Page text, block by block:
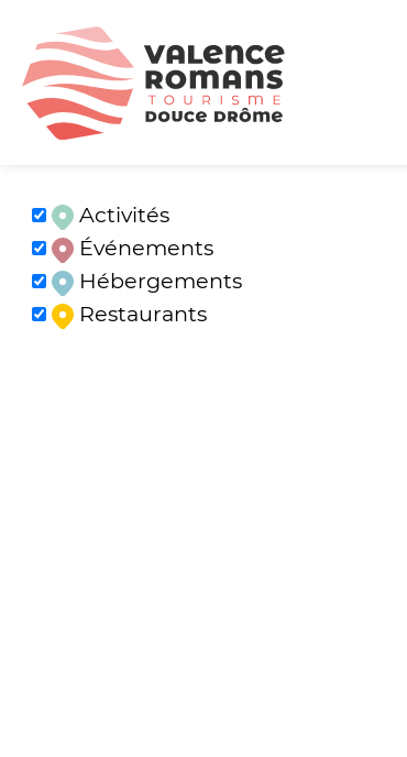
Activités
Événements
Hébergements
Restaurants